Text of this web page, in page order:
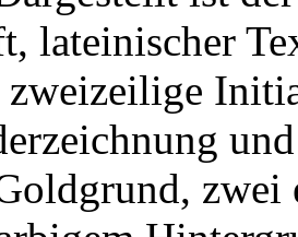
lateinischer
zweizeilige